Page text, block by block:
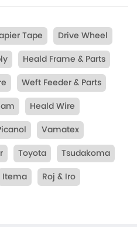
Tape
Drive Wheel
Heald Frame & Parts
Weft Feeder & Parts
Heald Wire
Vamatex
Toyota
Tsudakoma
Itema Roj & Iro